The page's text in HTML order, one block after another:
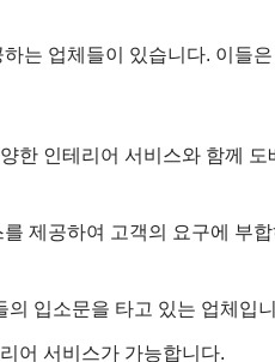
는 업체들이 있습니다. 이들
한 인테리어 서비스와 함께
제공하여 고객의 요구에 부
입소문을 타고 있는 업체입
어 서비스가 가능합니다.